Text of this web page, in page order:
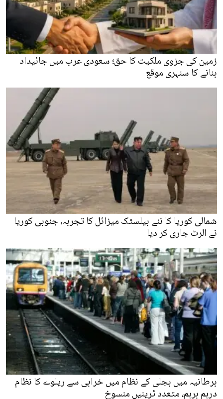
زمین کی جزوی ملکیت کا حق؛ سعودی عرب میں جائیداد
بنانے کا سنہری موقع
شمالی کوریا کا نئے بیلسٹک میزائل کا تجربہ، جنوبی کوریا
نے الرٹ جاری کر دیا
برطانیہ میں بجلی کے نظام میں خرابی سے ریلوے کا نظام
درہم برہم، متعدد ٹرینیں منسوخ